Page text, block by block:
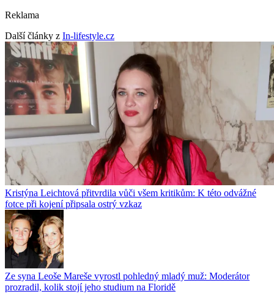
Reklama
Další články z In-lifestyle.cz
Kristýna Leichtová přitvrdila vůči všem kritikům: K této odvážné
fotce při kojení připsala ostrý vzkaz
Ze syna Leoše Mareše vyrostl pohledný mladý muž: Moderátor
prozradil, kolik stojí jeho studium na Floridě